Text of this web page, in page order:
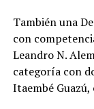
También una
con
Leandro N.
categoría con
Itaembé Guazú,